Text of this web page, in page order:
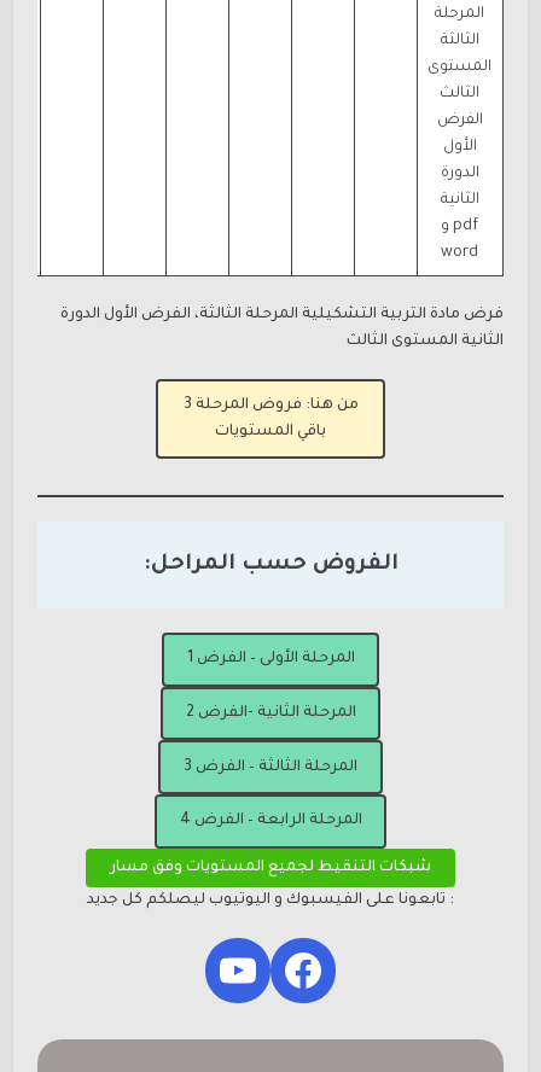
المرحلة
الثالثة
المستوى
الثالث
الفرض
الأول
الدورة
الثانية
pdf و
word
فرض مادة التربية التشكيلية المرحلة الثالثة، الفرض الأول الدورة
الثانية المستوى الثالث
من هنا: فروض المرحلة 3
باقي المستويات
الفروض حسب المراحل:
المرحلة الأولى – الفرض 1
المرحلة الثانية -الفرض 2
المرحلة الثالثة – الفرض 3
المرحلة الرابعة – الفرض 4
شبكات التنقيط لجميع المستويات وفق مسار
: تابعونا على الفيسبوك و اليوتيوب ليصلكم كل جديد
Facebook
YouTube